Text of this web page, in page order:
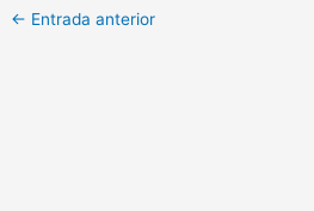
y s
← Entrada anterior